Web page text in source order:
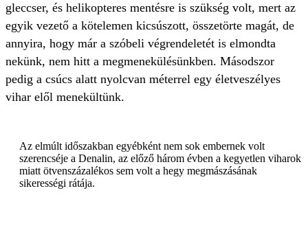
gleccser, és helikopteres mentésre is szükség volt, mert az
egyik vezető a kötelemen kicsúszott, összetörte magát, de
annyira, hogy már a szóbeli végrendeletét is elmondta
nekünk, nem hitt a megmenekülésünkben. Másodszor
pedig a csúcs alatt nyolcvan méterrel egy életveszélyes
vihar elől menekültünk.
Az elmúlt időszakban egyébként nem sok embernek volt
szerencséje a Denalin, az előző három évben a kegyetlen viharok
miatt ötvenszázalékos sem volt a hegy megmászásának
sikerességi rátája.